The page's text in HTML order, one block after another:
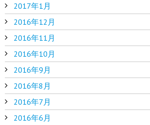
2017年1月
2016年12月
2016年11月
2016年10月
2016年9月
2016年8月
2016年7月
2016年6月